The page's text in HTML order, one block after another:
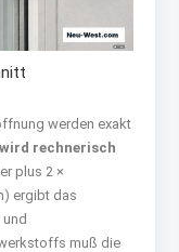
werden exakt
rechnerisch
plus 2 ×
ergibt das
muß die